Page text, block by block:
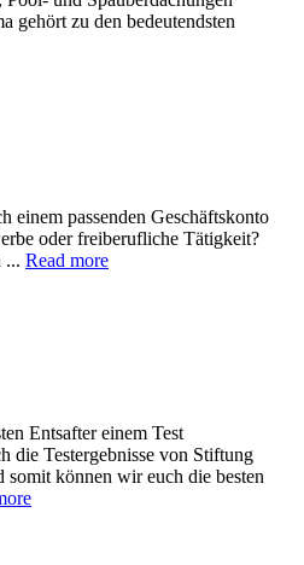
gehört zu den bedeutendsten
einem passenden Geschäftskonto
oder freiberufliche Tätigkeit?
... Read more
Entsafter einem Test
die Testergebnisse von Stiftung
somit können wir euch die besten